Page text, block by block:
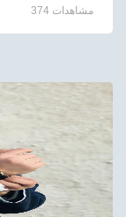
374 مشاهدات